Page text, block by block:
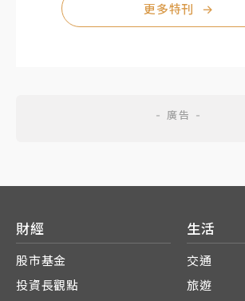
更多特刊 →
財經
股市基金
投資長觀點
生活
交通
旅遊